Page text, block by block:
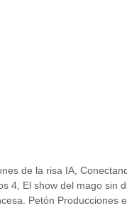
de la risa IA,
4, El show del mago sin
Petón Producciones